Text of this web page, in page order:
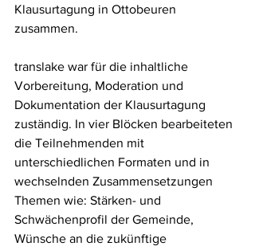
Klausurtagung in Ottobeuren
zusammen.
translake war für die inhaltliche
Vorbereitung, Moderation und
Dokumentation der Klausurtagung
zuständig. In vier Blöcken bearbeiteten
die Teilnehmenden mit
unterschiedlichen Formaten und in
wechselnden Zusammensetzungen
Themen wie: Stärken- und
Schwächenprofil der Gemeinde,
Wünsche an die zukünftige